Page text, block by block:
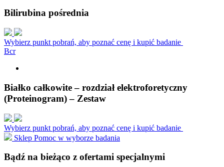
Bilirubina pośrednia
Wybierz punkt pobrań, aby poznać cenę i kupić badanie
Bcr
Białko całkowite – rozdział elektroforetyczny
(Proteinogram) – Zestaw
Wybierz punkt pobrań, aby poznać cenę i kupić badanie
Sklep Pomoc w wyborze badania
Bądź na bieżąco z ofertami specjalnymi